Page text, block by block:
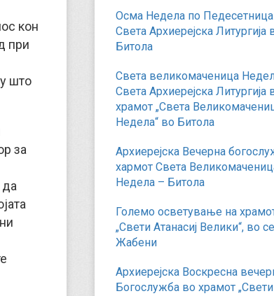
кон
при
што
за
да
Осма Недела по
Света Архиерејска Литургија
Битола
Света великомаченица
Света Архиерејска Литургија
храмот „Света
Недела“ во Битола
Архиерејска Вечерна
хармот Света
Недела – Битола
Големо осветување на
„Свети Атанасиј Велики“, во
Жабени
Архиерејска Воскресна
Богослужба во храмот „Свети